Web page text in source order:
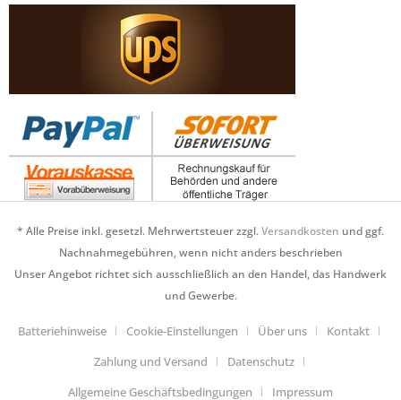
* Alle Preise inkl. gesetzl. Mehrwertsteuer zzgl.Versandkosten und ggf.
Nachnahmegebühren, wenn nicht anders beschrieben
Unser Angebot richtet sich ausschließlich an den Handel, das Handwerk
und Gewerbe.
Batteriehinweise Cookie-Einstellungen Über uns
Kontakt
Zahlung und Versand
Datenschutz
Allgemeine Geschäftsbedingungen
Impressum